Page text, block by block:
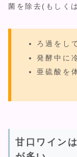
菌を除去(もしく
ろ過をし
発酵中に
亜硫酸を
甘口ワイン